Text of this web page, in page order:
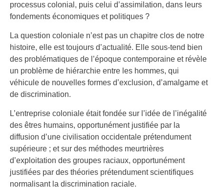
processus colonial, puis celui d’assimilation, dans leurs
fondements économiques et politiques ?
La question coloniale n’est pas un chapitre clos de notre
histoire, elle est toujours d’actualité. Elle sous-tend bien
des problématiques de l’époque contemporaine et révèle
un problème de hiérarchie entre les hommes, qui
véhicule de nouvelles formes d’exclusion, d’amalgame et
de discrimination.
L’entreprise coloniale était fondée sur l’idée de l’inégalité
des êtres humains, opportunément justifiée par la
diffusion d’une civilisation occidentale prétendument
supérieure ; et sur des méthodes meurtrières
d’exploitation des groupes raciaux, opportunément
justifiées par des théories prétendument scientifiques
normalisant la discrimination raciale.